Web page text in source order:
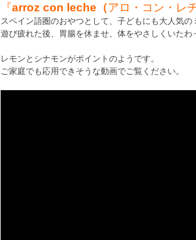
『arroz con leche（アロ・コン・レ
スペイン語圏のおやつとして、子どもにも大人気
遊び疲れた後、胃腸を休ませ、体をやさしくいたわ
レモンとシナモンがポイントのようです。
ご家庭でも応用できそうな動画でご覧ください。